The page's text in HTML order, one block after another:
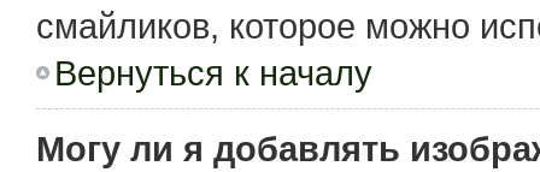
смайликов, которое можно
Вернуться к началу
Могу ли я добавлять